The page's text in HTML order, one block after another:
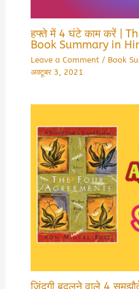
हफ्ते में 4 घंटे काम करें |
Book Summary in
Leave a Comment / Book
अक्टूबर 3, 2021